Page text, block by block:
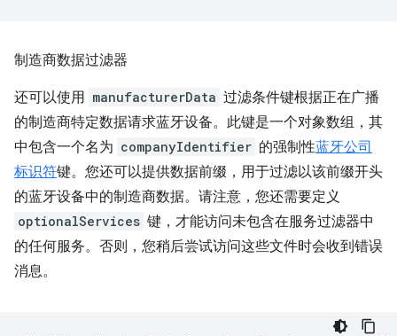
制造商数据过滤器
还可以使用 manufacturerData 过滤条件键根据正在广播
的制造商特定数据请求蓝牙设备。此键是一个对象数组，其
中包含一个名为 companyIdentifier 的强制性蓝牙公司
标识符键。您还可以提供数据前缀，用于过滤以该前缀开头
的蓝牙设备中的制造商数据。请注意，您还需要定义
optionalServices 键，才能访问未包含在服务过滤器中
的任何服务。否则，您稍后尝试访问这些文件时会收到错误
消息。